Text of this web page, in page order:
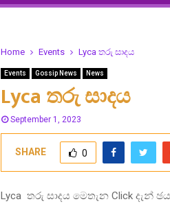
Home Events Lyca තරු සාදය
Events Gossip News News
Lyca තරු සාදය
September 1, 2023
SHARE 0
Lyca තරු සාදය මෙතැන Click දැන්